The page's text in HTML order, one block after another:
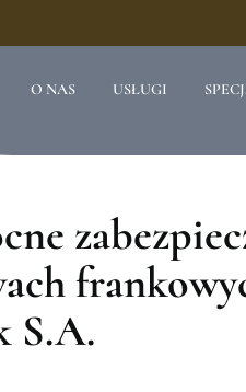
O NAS USŁUGI
S.A.